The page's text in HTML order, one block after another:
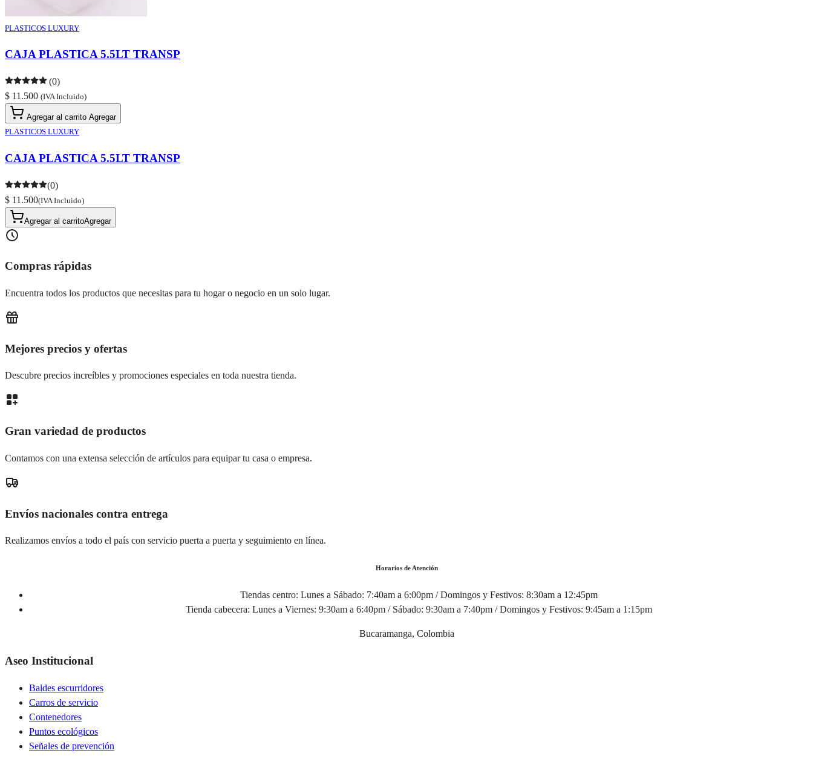
PLASTICOS LUXURY
CAJA PLASTICA 5.5LT TRANSP
(0)
$ 11.500 (IVA Incluido)
Agregar al carrito Agregar
PLASTICOS LUXURY
CAJA PLASTICA 5.5LT TRANSP
(0)
$ 11.500(IVA Incluido)
Agregar al carritoAgregar
Compras rápidas
Encuentra todos los productos que necesitas para tu hogar o negocio en un solo lugar.
Mejores precios y ofertas
Descubre precios increíbles y promociones especiales en toda nuestra tienda.
Gran variedad de productos
Contamos con una extensa selección de artículos para equipar tu casa o empresa.
Envíos nacionales contra entrega
Realizamos envíos a todo el país con servicio puerta a puerta y seguimiento en línea.
Horarios de Atención
Tiendas centro: Lunes a Sábado: 7:40am a 6:00pm / Domingos y Festivos: 8:30am a 12:45pm
Tienda cabecera: Lunes a Viernes: 9:30am a 6:40pm / Sábado: 9:30am a 7:40pm / Domingos y Festivos: 9:45am a 1:15pm
Bucaramanga, Colombia
Aseo Institucional
Baldes escurridores
Carros de servicio
Contenedores
Puntos ecológicos
Señales de prevención